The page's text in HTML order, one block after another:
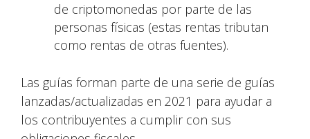
de criptomonedas por parte de las
personas físicas (estas rentas tributan
como rentas de otras fuentes).
Las guías forman parte de una serie de guías
lanzadas/actualizadas en 2021 para ayudar a
los contribuyentes a cumplir con sus